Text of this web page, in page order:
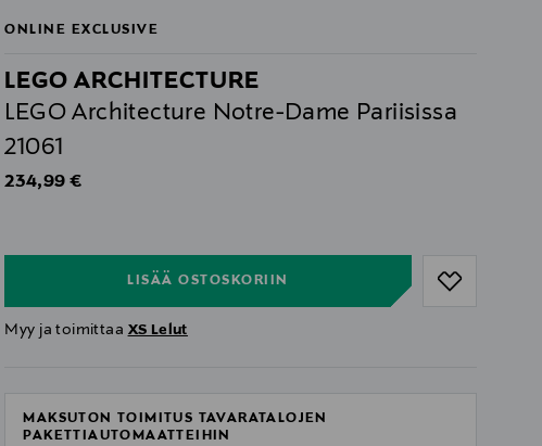
ONLINE EXCLUSIVE
LEGO ARCHITECTURE
LEGO Architecture Notre-Dame Pariisissa
21061
Original Price
234,99 €
LISÄÄ OSTOSKORIIN
Myy ja toimittaa XS Lelut
MAKSUTON TOIMITUS TAVARATALOJEN
PAKETTIAUTOMAATTEIHIN